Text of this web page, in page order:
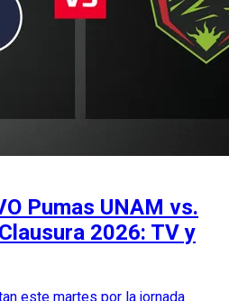
Pumas UNAM vs.
2026: TV y
este martes por la jornada